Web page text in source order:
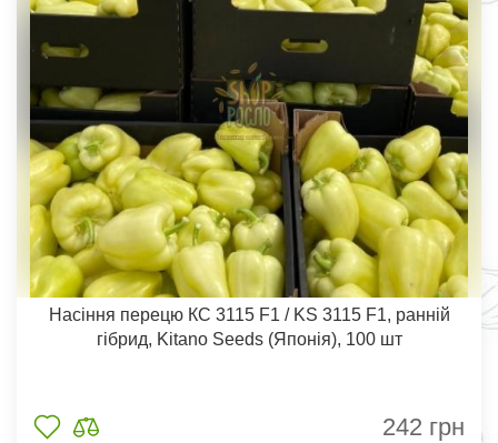
Насіння перецю КС 3115 F1 / KS 3115 F1, ранній
гібрид, Kitano Seeds (Японія), 100 шт
242 грн